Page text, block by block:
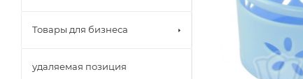
Товары для бизнеса
удаляемая позиция